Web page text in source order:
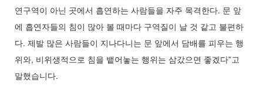
연구역이 아닌 곳에서 흡연하는 사람들을 자주 목격한다. 문 앞
에 흡연자들의 침이 많아 볼 때마다 구역질이 날 것 같고 불편하
다. 제발 많은 사람들이 지나다니는 문 앞에서 담배를 피우는 행
위와, 비위생적으로 침을 뱉어놓는 행위는 삼갔으면 좋겠다”고
말했습니다.